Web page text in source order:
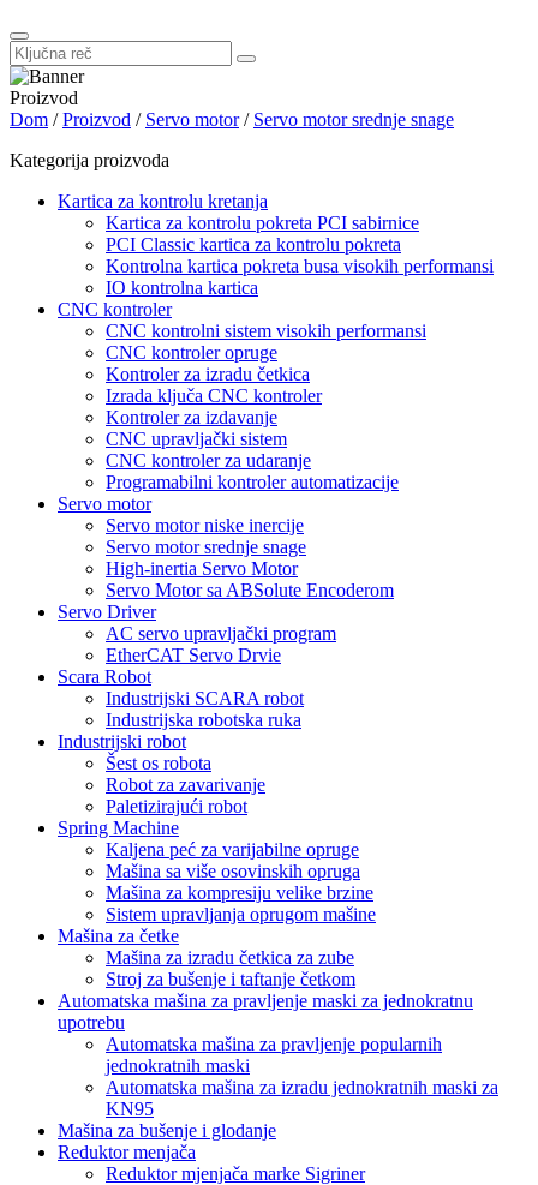
Proizvod
Dom /Proizvod / Servo motor/ Servo motor srednje snage
Kategorija proizvoda
Kartica za kontrolu kretanja
Kartica za kontrolu pokreta PCI sabirnice
PCI Classic kartica za kontrolu pokreta
Kontrolna kartica pokreta busa visokih performansi
IO kontrolna kartica
CNC kontroler
CNC kontrolni sistem visokih performansi
CNC kontroler opruge
Kontroler za izradu četkica
Izrada ključa CNC kontroler
Kontroler za izdavanje
CNC upravljački sistem
CNC kontroler za udaranje
Programabilni kontroler automatizacije
Servo motor
Servo motor niske inercije
Servo motor srednje snage
High-inertia Servo Motor
Servo Motor sa ABSolute Encoderom
Servo Driver
AC servo upravljački program
EtherCAT Servo Drvie
Scara Robot
Industrijski SCARA robot
Industrijska robotska ruka
Industrijski robot
Šest os robota
Robot za zavarivanje
Paletizirajući robot
Spring Machine
Kaljena peć za varijabilne opruge
Mašina sa više osovinskih opruga
Mašina za kompresiju velike brzine
Sistem upravljanja oprugom mašine
Mašina za četke
Mašina za izradu četkica za zube
Stroj za bušenje i taftanje četkom
Automatska mašina za pravljenje maski za jednokratnu
upotrebu
Automatska mašina za pravljenje popularnih
jednokratnih maski
Automatska mašina za izradu jednokratnih maski za
KN95
Mašina za bušenje i glodanje
Reduktor menjača
Reduktor mjenjača marke Sigriner